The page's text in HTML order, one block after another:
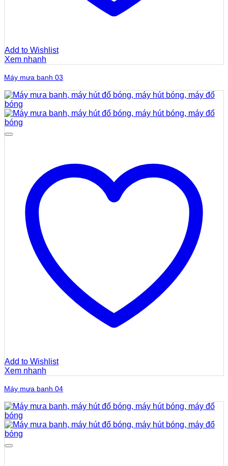
Add to Wishlist
Xem nhanh
Máy mưa banh 03
Add to Wishlist
Xem nhanh
Máy mưa banh 04